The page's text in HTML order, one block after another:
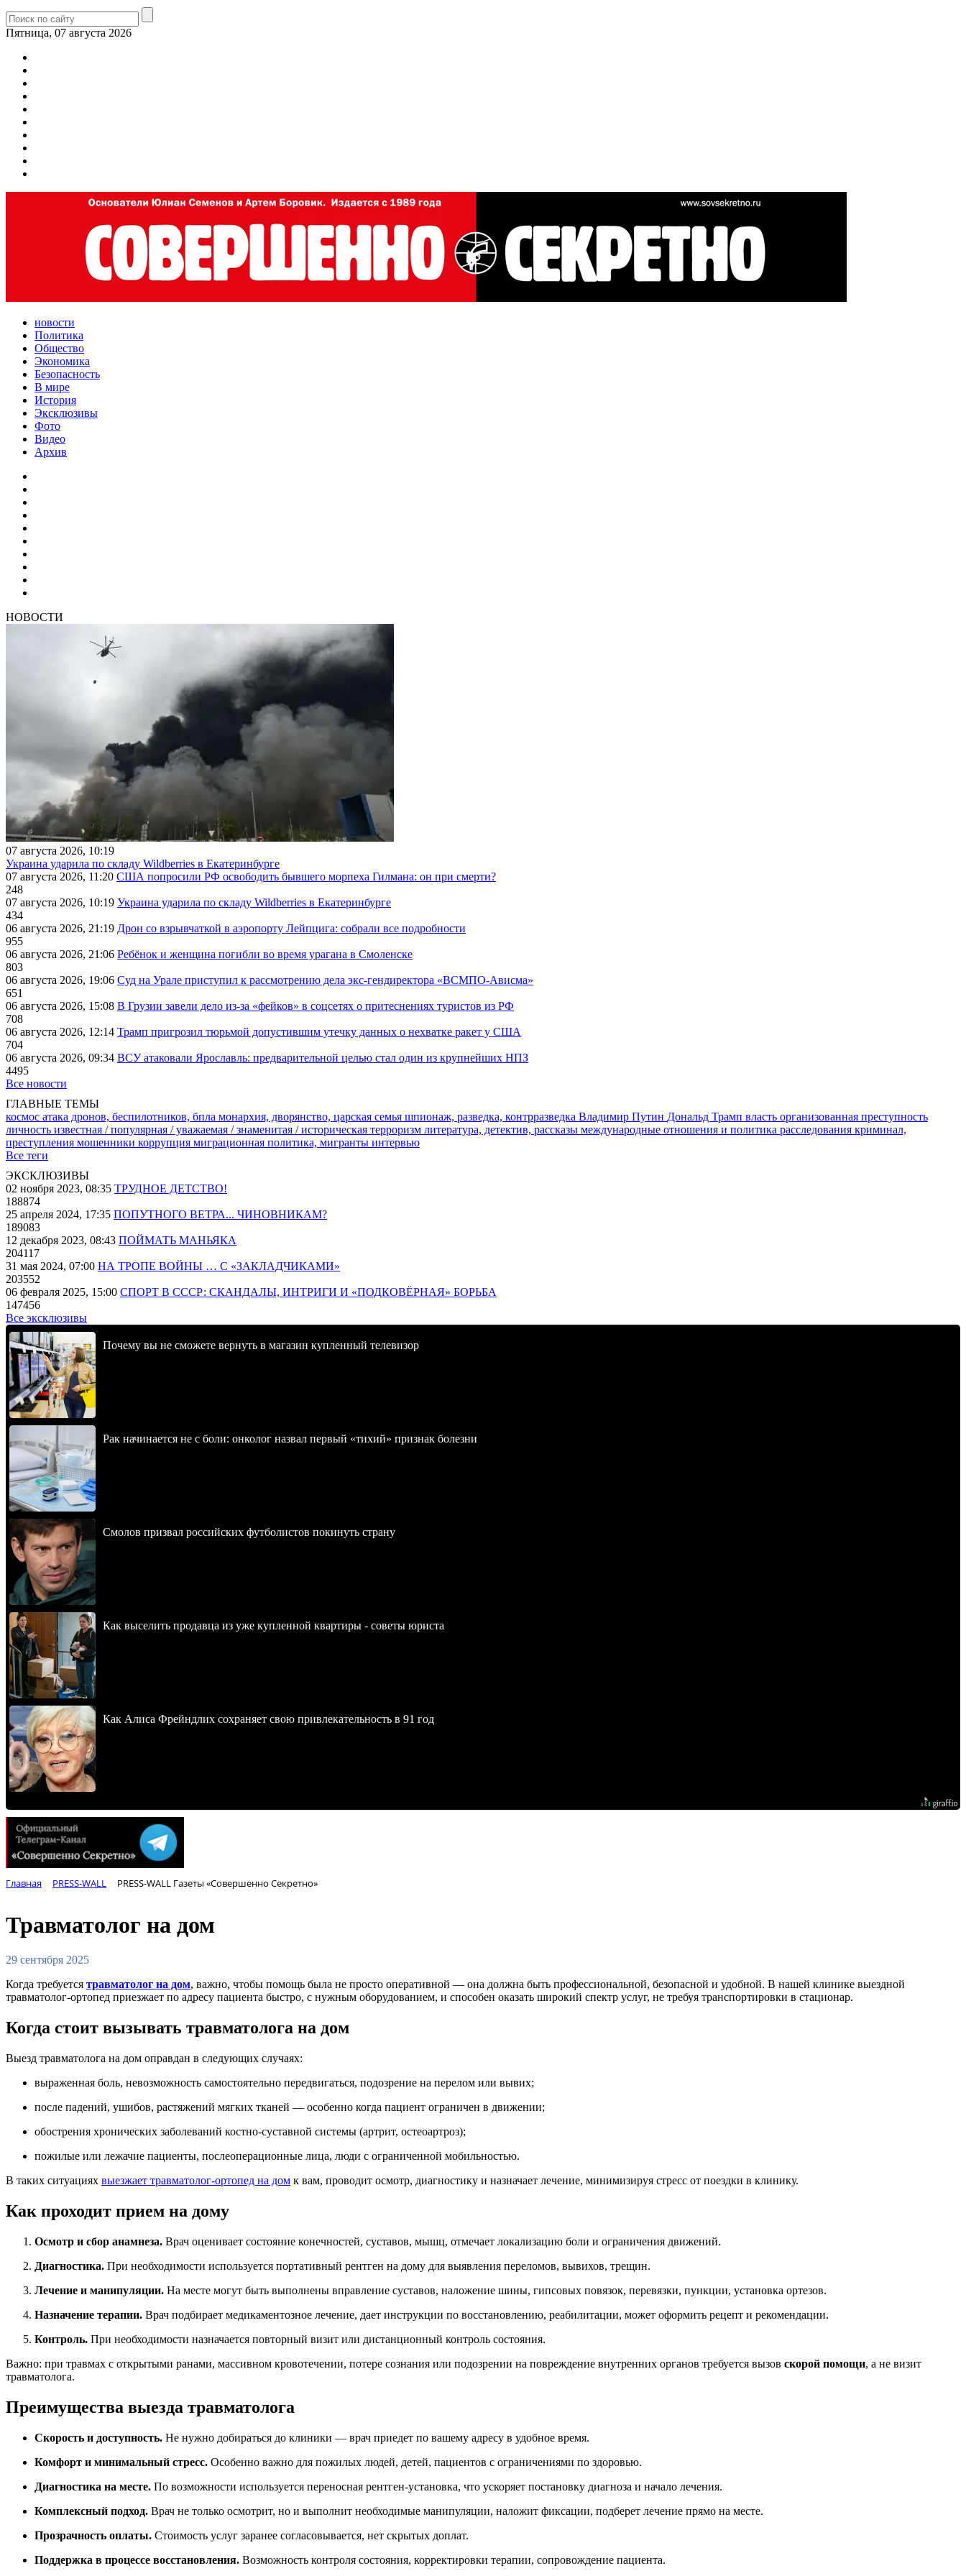
Пятница, 07 августа 2026
новости
Политика
Общество
Экономика
Безопасность
В мире
История
Эксклюзивы
Фото
Видео
Архив
НОВОСТИ
07 августа 2026, 10:19
Украина ударила по складу Wildberries в Екатеринбурге
07 августа 2026, 11:20 США попросили РФ освободить бывшего морпеха Гилмана: он при смерти?
248
07 августа 2026, 10:19 Украина ударила по складу Wildberries в Екатеринбурге
434
06 августа 2026, 21:19 Дрон со взрывчаткой в аэропорту Лейпцига: собрали все подробности
955
06 августа 2026, 21:06 Ребёнок и женщина погибли во время урагана в Смоленске
803
06 августа 2026, 19:06 Суд на Урале приступил к рассмотрению дела экс-гендиректора «ВСМПО-Ависма»
651
06 августа 2026, 15:08 В Грузии завели дело из-за «фейков» в соцсетях о притеснениях туристов из РФ
708
06 августа 2026, 12:14 Трамп пригрозил тюрьмой допустившим утечку данных о нехватке ракет у США
704
06 августа 2026, 09:34 ВСУ атаковали Ярославль: предварительной целью стал один из крупнейших НПЗ
4495
Все новости
ГЛАВНЫЕ ТЕМЫ
космос атака дронов, беспилотников, бпла монархия, дворянство, царская семья шпионаж, разведка, контрразведка Владимир Путин Дональд Трамп власть организованная преступность
личность известная / популярная / уважаемая / знаменитая / историческая терроризм литература, детектив, рассказы международные отношения и политика расследования криминал,
преступления мошенники коррупция миграционная политика, мигранты интервью
Все теги
ЭКСКЛЮЗИВЫ
02 ноября 2023, 08:35 ТРУДНОЕ ДЕТСТВО!
188874
25 апреля 2024, 17:35 ПОПУТНОГО ВЕТРА... ЧИНОВНИКАМ?
189083
12 декабря 2023, 08:43 ПОЙМАТЬ МАНЬЯКА
204117
31 мая 2024, 07:00 НА ТРОПЕ ВОЙНЫ … С «ЗАКЛАДЧИКАМИ»
203552
06 февраля 2025, 15:00 СПОРТ В СССР: СКАНДАЛЫ, ИНТРИГИ И «ПОДКОВЁРНАЯ» БОРЬБА
147456
Все эксклюзивы
Почему вы не сможете вернуть в магазин купленный телевизор
Рак начинается не с боли: онколог назвал первый «тихий» признак болезни
Смолов призвал российских футболистов покинуть страну
Как выселить продавца из уже купленной квартиры - советы юриста
Как Алиса Фрейндлих сохраняет свою привлекательность в 91 год
Главная PRESS-WALL PRESS-WALL Газеты «Совершенно Секретно»
Травматолог на дом
29 сентября 2025
Когда требуется травматолог на дом, важно, чтобы помощь была не просто оперативной — она должна быть профессиональной, безопасной и удобной. В нашей клинике выездной
травматолог-ортопед приезжает по адресу пациента быстро, с нужным оборудованием, и способен оказать широкий спектр услуг, не требуя транспортировки в стационар.
Когда стоит вызывать травматолога на дом
Выезд травматолога на дом оправдан в следующих случаях:
выраженная боль, невозможность самостоятельно передвигаться, подозрение на перелом или вывих;
после падений, ушибов, растяжений мягких тканей — особенно когда пациент ограничен в движении;
обострения хронических заболеваний костно-суставной системы (артрит, остеоартроз);
пожилые или лежачие пациенты, послеоперационные лица, люди с ограниченной мобильностью.
В таких ситуациях выезжает травматолог-ортопед на дом к вам, проводит осмотр, диагностику и назначает лечение, минимизируя стресс от поездки в клинику.
Как проходит прием на дому
Осмотр и сбор анамнеза. Врач оценивает состояние конечностей, суставов, мышц, отмечает локализацию боли и ограничения движений.
Диагностика. При необходимости используется портативный рентген на дому для выявления переломов, вывихов, трещин.
Лечение и манипуляции. На месте могут быть выполнены вправление суставов, наложение шины, гипсовых повязок, перевязки, пункции, установка ортезов.
Назначение терапии. Врач подбирает медикаментозное лечение, дает инструкции по восстановлению, реабилитации, может оформить рецепт и рекомендации.
Контроль. При необходимости назначается повторный визит или дистанционный контроль состояния.
Важно: при травмах с открытыми ранами, массивном кровотечении, потере сознания или подозрении на повреждение внутренних органов требуется вызов скорой помощи, а не визит
травматолога.
Преимущества выезда травматолога
Скорость и доступность. Не нужно добираться до клиники — врач приедет по вашему адресу в удобное время.
Комфорт и минимальный стресс. Особенно важно для пожилых людей, детей, пациентов с ограничениями по здоровью.
Диагностика на месте. По возможности используется переносная рентген-установка, что ускоряет постановку диагноза и начало лечения.
Комплексный подход. Врач не только осмотрит, но и выполнит необходимые манипуляции, наложит фиксации, подберет лечение прямо на месте.
Прозрачность оплаты. Стоимость услуг заранее согласовывается, нет скрытых доплат.
Поддержка в процессе восстановления. Возможность контроля состояния, корректировки терапии, сопровождение пациента.